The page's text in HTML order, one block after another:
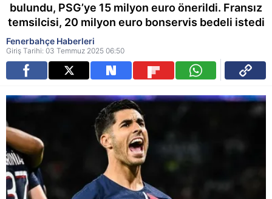
bulundu, PSG’ye 15 milyon euro önerildi. Fransız
temsilcisi, 20 milyon euro bonservis bedeli istedi
Fenerbahçe Haberleri
Giriş Tarihi: 03 Temmuz 2025 06:50